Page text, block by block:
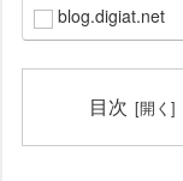
blog.digiat.net
目次